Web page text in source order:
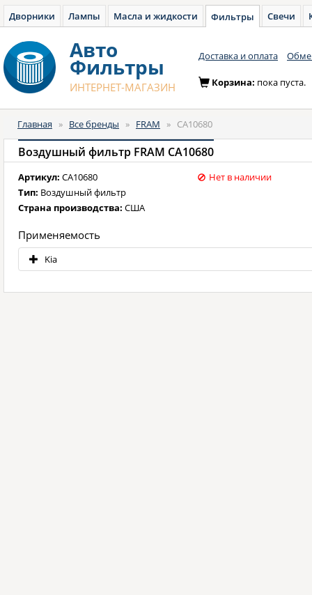
Дворники Лампы Масла и жидкости Фильтры Свечи
Авто
Фильтры
ИНТЕРНЕТ-МАГАЗИН
Доставка и оплата
Корзина: пока пуста.
Главная » Все бренды » FRAM » CA10680
Воздушный фильтр FRAM CA10680
Артикул: CA10680
Тип: Воздушный фильтр
Страна производства: США
Нет в наличии
Применяемость
Kia